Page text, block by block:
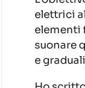
elettrici
elementi
suonare
e